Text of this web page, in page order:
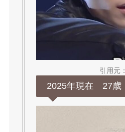
引用元：
2025年現在 27歳